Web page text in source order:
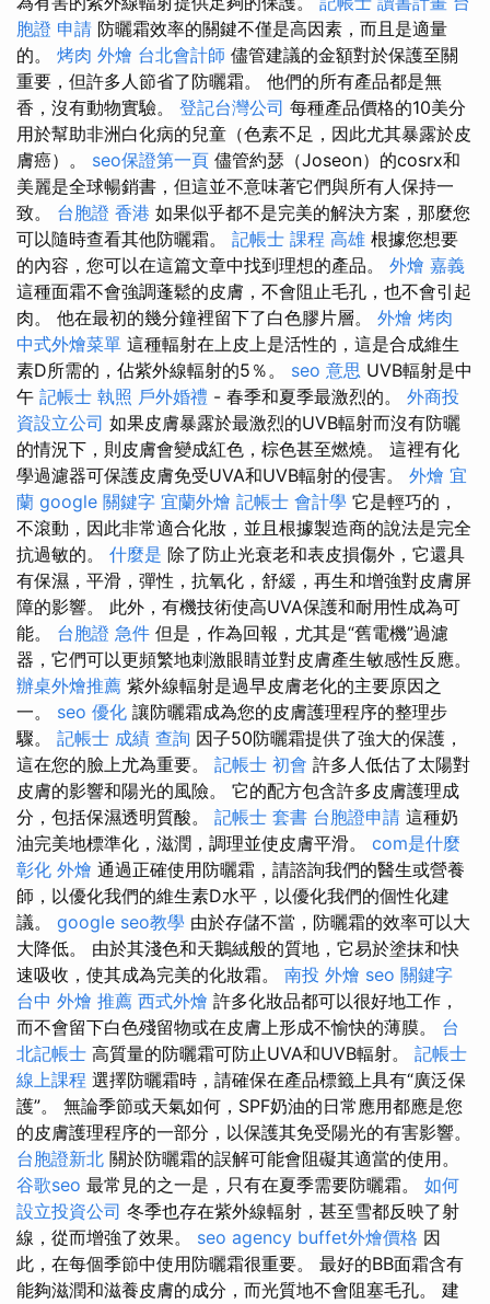
胞證 申請 防曬霜效率的關鍵不僅是高因素，而且是適量
的。 烤肉 外燴 台北會計師 儘管建議的金額對於保護至關
重要，但許多人節省了防曬霜。 他們的所有產品都是無
香，沒有動物實驗。 登記台灣公司 每種產品價格的10美分
用於幫助非洲白化病的兒童（色素不足，因此尤其暴露於皮
膚癌）。 seo保證第一頁 儘管約瑟（​​Joseon）的cosrx和
美麗是全球暢銷書，但這並不意味著它們與所有人保持一
致。 台胞證 香港 如果似乎都不是完美的解決方案，那麼您
可以隨時查看其他防曬霜。 記帳士 課程 高雄 根據您想要
的內容，您可以在這篇文章中找到理想的產品。 外燴 嘉義
這種面霜不會強調蓬鬆的皮膚，不會阻止毛孔，也不會引起
肉。 他在最初的幾分鐘裡留下了白色膠片層。 外燴 烤肉
中式外燴菜單 這種輻射在上皮上是活性的，這是合成維生
素D所需的，佔紫外線輻射的5％。 seo 意思 UVB輻射是中
午 記帳士 執照 戶外婚禮 - 春季和夏季最激烈的。 外商投
資設立公司 如果皮膚暴露於最激烈的UVB輻射而沒有防曬
的情況下，則皮膚會變成紅色，棕色甚至燃燒。 這裡有化
學過濾器可保護皮膚免受UVA和UVB輻射的侵害。 外燴 宜
蘭 google 關鍵字 宜蘭外燴 記帳士 會計學 它是輕巧的，
不滾動，因此非常適合化妝，並且根據製造商的說法是完全
抗過敏的。 什麼是 除了防止光衰老和表皮損傷外，它還具
有保濕，平滑，彈性，抗氧化，舒緩，再生和增強對皮膚屏
障的影響。 此外，有機技術使高UVA保護和耐用性成為可
能。 台胞證 急件 但是，作為回報，尤其是“舊電機”過濾
器，它們可以更頻繁地刺激眼睛並對皮膚產生敏感性反應。
辦桌外燴推薦 紫外線輻射是過早皮膚老化的主要原因之
一。 seo 優化 讓防曬霜成為您的皮膚護理程序的整理步
驟。 記帳士 成績 查詢 因子50防曬霜提供了強大的保護，
這在您的臉上尤為重要。 記帳士 初會 許多人低估了太陽對
皮膚的影響和陽光的風險。 它的配方包含許多皮膚護理成
分，包括保濕透明質酸。 記帳士 套書 台胞證申請 這種奶
油完美地標準化，滋潤，調理並使皮膚平滑。 com是什麼
彰化 外燴 通過正確使用防曬霜，請諮詢我們的醫生或營養
師，以優化我們的維生素D水平，以優化我們的個性化建
議。 google seo教學 由於存儲不當，防曬霜的效率可以大
大降低。 由於其淺色和天鵝絨般的質地，它易於塗抹和快
速吸收，使其成為完美的化妝霜。 南投 外燴 seo 關鍵字
台中 外燴 推薦 西式外燴 許多化妝品都可以很好地工作，
而不會留下白色殘留物或在皮膚上形成不愉快的薄膜。 台
北記帳士 高質量的防曬霜可防止UVA和UVB輻射。 記帳士
線上課程 選擇防曬霜時，請確保在產品標籤上具有“廣泛保
護”。 無論季節或天氣如何，SPF奶油的日常應用都應是您
的皮膚護理程序的一部分，以保護其免受陽光的有害影響。
台胞證新北 關於防曬霜的誤解可能會阻礙其適當的使用。
谷歌seo 最常見的之一是，只有在夏季需要防曬霜。 如何
設立投資公司 冬季也存在紫外線輻射，甚至雪都反映了射
線，從而增強了效果。 seo agency buffet外燴價格 因
此，在每個季節中使用防曬霜很重要。 最好的BB面霜含有
能夠滋潤和滋養皮膚的成分，而光質地不會阻塞毛孔。 建